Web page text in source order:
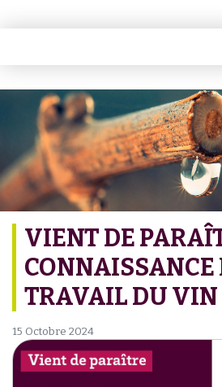
VIENT DE
CONNAISSANCE
TRAVAIL DU VIN
15 Octobre 2024